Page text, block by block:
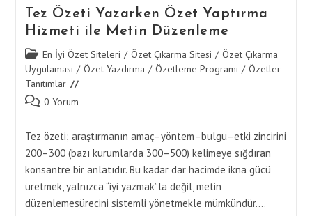
Tez Özeti Yazarken Özet Yaptırma
Hizmeti ile Metin Düzenleme
Post
category:
En İyi Özet Siteleri / Özet Çıkarma Sitesi / Özet Çıkarma
Uygulaması / Özet Yazdırma / Özetleme Programı / Özetler -
Tanıtımlar
Post 0 Yorum
Tez özeti; araştırmanın amaç–yöntem–bulgu–etki zincirini
200–300 (bazı kurumlarda 300–500) kelimeye sığdıran
konsantre bir anlatıdır. Bu kadar dar hacimde ikna gücü
üretmek, yalnızca “iyi yazmak”la değil, metin
düzenlemesürecini sistemli yönetmekle mümkündür.…